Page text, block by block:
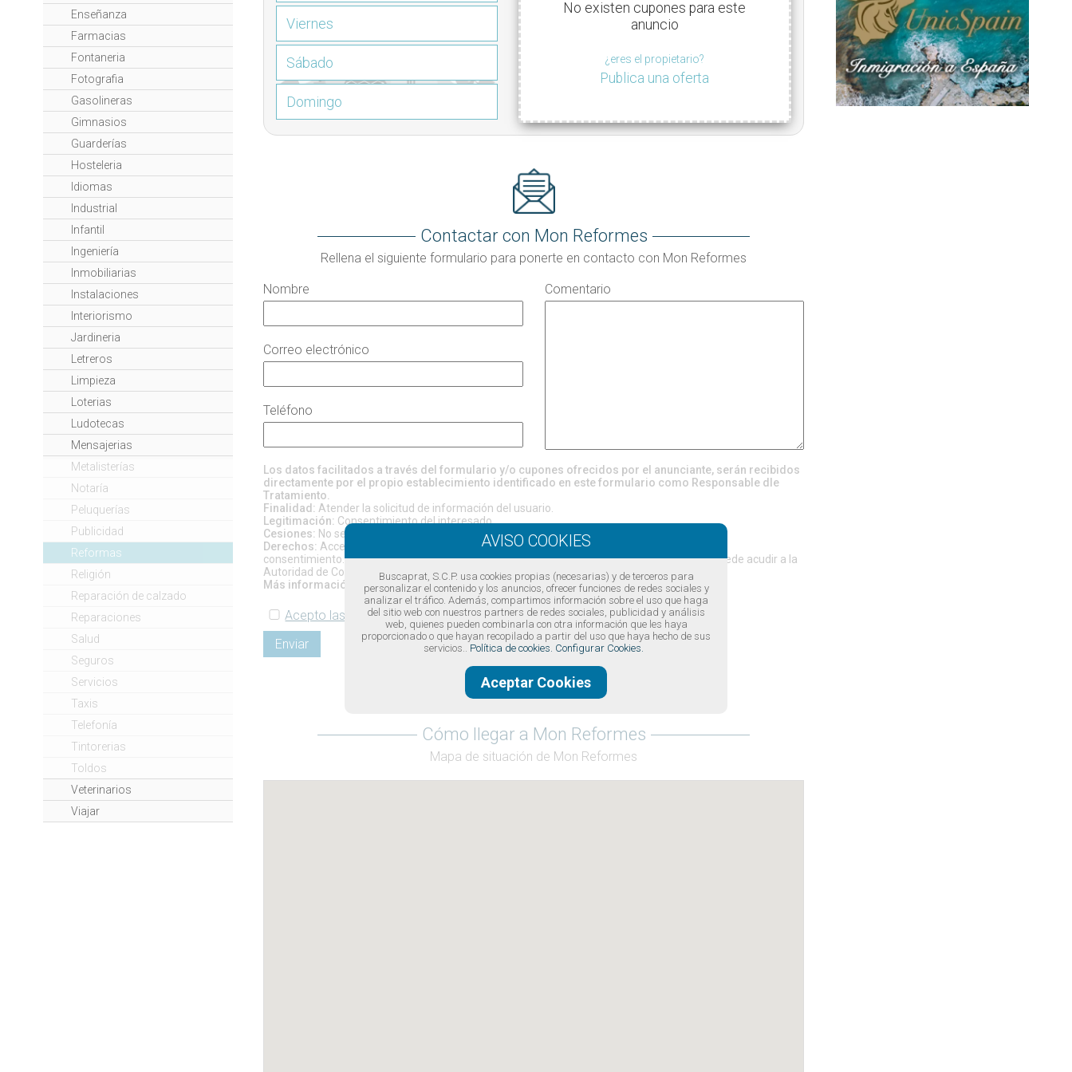
Enseñanza
Farmacias
Fontaneria
Fotografia
Gasolineras
Gimnasios
Guarderías
Hosteleria
Idiomas
Industrial
Infantil
Ingeniería
Inmobiliarias
Instalaciones
Interiorismo
Jardineria
Letreros
Limpieza
Loterias
Ludotecas
Mensajerias
Metalisterías
Notaría
Peluquerías
Publicidad
Reformas
Religión
Reparación de calzado
Reparaciones
Salud
Seguros
Servicios
Taxis
Telefonía
Tintorerias
Toldos
Veterinarios
Viajar
Viernes
Sábado
Domingo
No existen cupones para este
anuncio
¿eres el propietario?
Publica una oferta
Contactar con Mon Reformes
Rellena el siguiente formulario para ponerte en contacto con Mon Reformes
Nombre
Correo electrónico
Teléfono
Comentario
Los datos facilitados a través del formulario y/o cupones ofrecidos por el anunciante, serán recibidos
directamente por el propio establecimiento identificado en este formulario como Responsable dle
Tratamiento.
Finalidad: Atender la solicitud de información del usuario.
Legitimación: Consentimiento del interesado.
Cesiones: No se prevén cesiones, excepto por obligación legal o requerimiento judicial.
Derechos: Acceso, rectificación, supresión, oposición, limitación, portabilidad, revocación del
consentimiento. Si considera que el tratamiento de sus datos no se ajusta a la normativa, puede acudir a la
Autoridad de Control (
www.aepd.es )
Más información:
https://www.buscaprat.com/avisos-legales/privacidad/ia49747
Acepto las condiciones legales
Enviar
Cómo llegar a Mon Reformes
Mapa de situación de Mon Reformes
Buscaprat, S.C.P. usa cookies propias (necesarias) y de terceros para
personalizar el contenido y los anuncios, ofrecer funciones de redes sociales y
analizar el tráfico. Además, compartimos información sobre el uso que haga
del sitio web con nuestros partners de redes sociales, publicidad y análisis
web, quienes pueden combinarla con otra información que les haya
proporcionado o que hayan recopilado a partir del uso que haya hecho de sus
servicios.. Política de cookies. Configurar Cookies.
Aceptar Cookies